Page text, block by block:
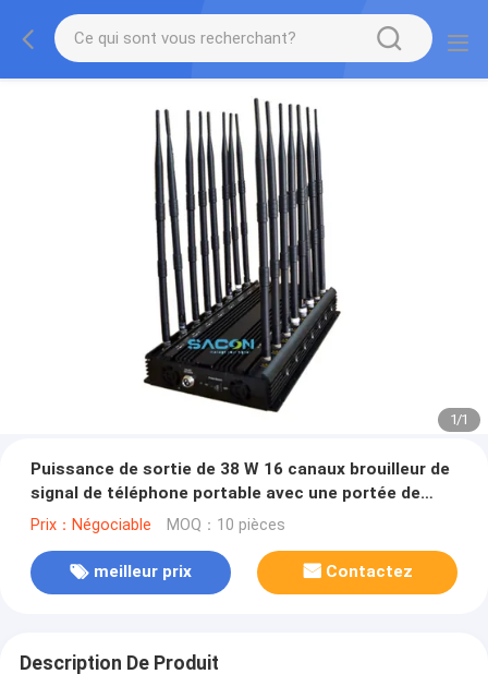
1/1
Puissance de sortie de 38 W 16 canaux brouilleur de
signal de téléphone portable avec une portée de
brouillage de 40 m pour une utilisation en intérieur
Prix：Négociable MOQ：10 pièces
meilleur prix Contactez
Description De Produit